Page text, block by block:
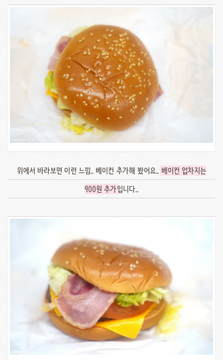
위에서 바라보면 이런 느낌.. 베이컨 추가해 봤어요.. 베이컨 업차지는
900원 추가입니다..